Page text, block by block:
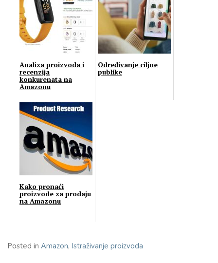
Analiza proizvoda i
recenzija
konkurenata na
Amazonu
Određivanje ciljne
publike
Kako pronaći
proizvode za prodaju
na Amazonu
Posted in Amazon, Istraživanje proizvoda